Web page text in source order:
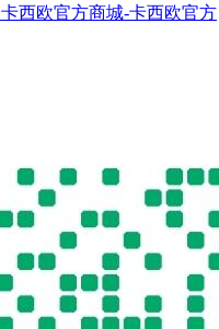
卡西欧官方商城-卡西欧官方